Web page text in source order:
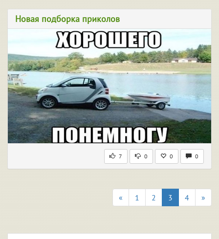
Новая подборка приколов
7 0 0 0
« 1 2 3 4 »